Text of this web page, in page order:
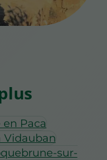
Paca
Vidauban
sur-